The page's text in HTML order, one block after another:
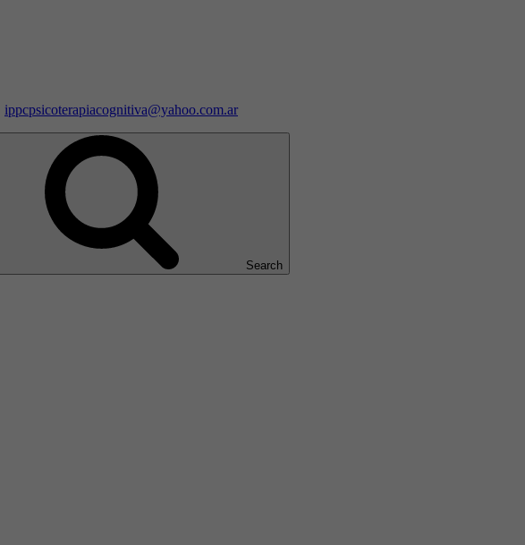
ippcpsicoterapiacognitiva@yahoo.com.ar
Search